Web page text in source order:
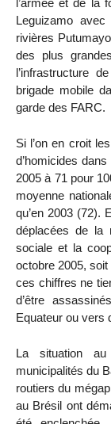
l’armée et de la
Leguizamo
rivières
des plus
l’infrastructure
brigade mobile
garde des FARC.
Si l’on en croit
d’homicides
2005 à 71 pour
moyenne
qu’en 2003 (72).
déplacées de la
sociale et la
octobre 2005, soit
ces chiffres ne
d’être
Equateur ou vers
La situation
municipalités du
routiers du
au Brésil ont